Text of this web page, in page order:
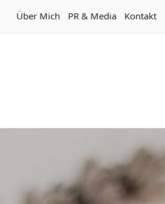
Über Mich PR & Media Kontakt